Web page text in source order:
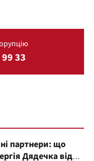
33
партнери: що
Дядечка від